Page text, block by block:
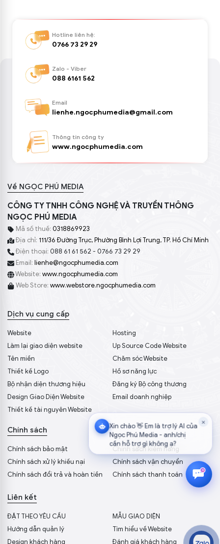
Hotline liên hệ:
0766 73 29 29
Zalo - Viber
088 6161 562
Email
lienhe.ngocphumedia@gmail.com
Thông tin công ty
www.ngocphumedia.com
Về NGỌC PHÚ MEDIA
CÔNG TY TNHH CÔNG NGHỆ VÀ TRUYỀN THÔNG
NGỌC PHÚ MEDIA
Mã số thuế: 0318869923
Địa chỉ: 111/36 Đường Trục, Phường Bình Lợi Trung, TP. Hồ Chí Minh
Điện thoại: 088 61 61 562 - 0766 73 29 29
Email: lienhe@ngocphumedia.com
Website: www.ngocphumedia.com
Web Store: www.webstore.ngocphumedia.com
Dịch vụ cung cấp
Website
Hosting
Làm lại giao diện website
Up Source Code Website
Tên miền
Chăm sóc Website
Thiết kế Logo
Hồ sơ năng lực
Bộ nhận diện thương hiệu
Đăng ký Bộ công thương
Design Giao Diện Website
Email doanh nghiệp
Thiết kế tài nguyên Website
Chính sách
Chính sách bảo mật
Chính sách kiểm hàng
Chính sách xử lý khiếu nại
Chính sách vận chuyển
Chính sách đổi trả và hoàn tiền
Chính sách thanh toán
Liên kết
ĐẶT THEO YÊU CẦU
MẪU GIAO DIỆN
Hướng dẫn quản lý
Tìm hiểu về Website
Design khách hàng
Đánh giá khách hàng
×
Xin chào 👋 Em là trợ lý AI của
Ngọc Phú Media - anh/chị
cần hỗ trợ gì không ạ?